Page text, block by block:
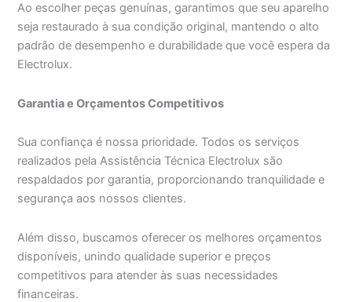
Ao escolher peças genuínas, garantimos que seu aparelho
seja restaurado à sua condição original, mantendo o alto
padrão de desempenho e durabilidade que você espera da
Electrolux.
Garantia e Orçamentos Competitivos
Sua confiança é nossa prioridade. Todos os serviços
realizados pela Assistência Técnica Electrolux são
respaldados por garantia, proporcionando tranquilidade e
segurança aos nossos clientes.
Além disso, buscamos oferecer os melhores orçamentos
disponíveis, unindo qualidade superior e preços
competitivos para atender às suas necessidades
financeiras.